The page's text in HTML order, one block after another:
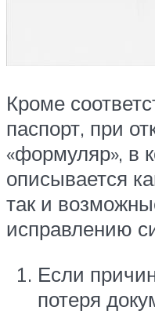
Кроме
паспорт, при
«формуляр», в
описывается
так и
исправлению
Если
потеря